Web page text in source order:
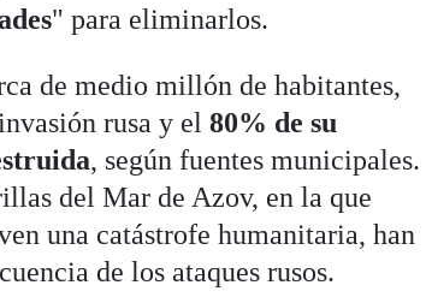
" para eliminarlos.
de medio millón de habitantes,
rusa y el80% de su
, según fuentes municipales.
del Mar de Azov, en la que
una catástrofe humanitaria, han
de los ataques rusos.